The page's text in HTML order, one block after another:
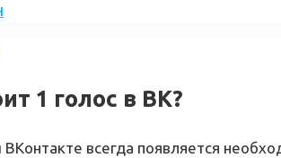
1 голос в ВК?
ВКонтакте всегда появляется